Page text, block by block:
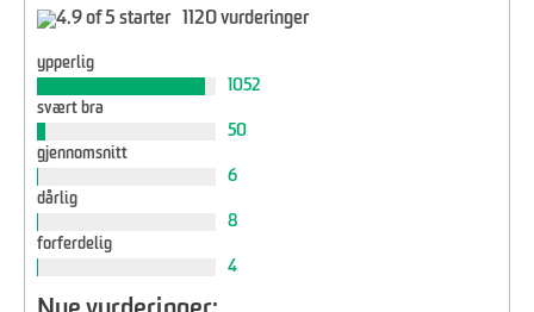
1120 vurderinger
ypperlig
1052
svært bra
50
gjennomsnitt
6
dårlig
8
forferdelig
4